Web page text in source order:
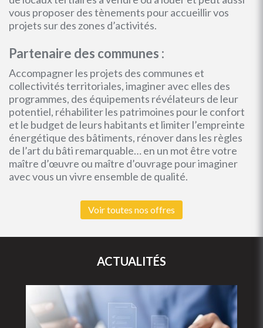
vous proposer des tènements pour accueillir vos
projets sur des zones d’activités.
Partenaire des communes :
Accompagner les projets des communes et
collectivités territoriales, imaginer avec elles des
programmes, des équipements révélateurs de leur
potentiel, réhabiliter les patrimoines pour le confort
et le budget de leurs habitants et limiter l’empreinte
énergétique des bâtiments, rénover dans les règles
de l’art du bâti remarquable… en un mot être votre
maître d’œuvre ou maître d’ouvrage pour imaginer
avec vous un vivre ensemble de qualité.
Voir toutes nos offres
ACTUALITÉS